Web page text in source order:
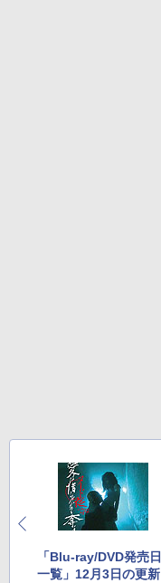
「Blu-ray/DVD発売日
一覧」12月3日の更新